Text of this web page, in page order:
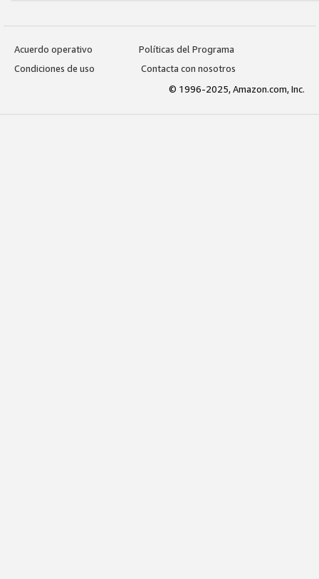
Acuerdo operativo
Políticas del Programa
Condiciones de uso
Contacta con nosotros
© 1996-2025, Amazon.com, Inc.